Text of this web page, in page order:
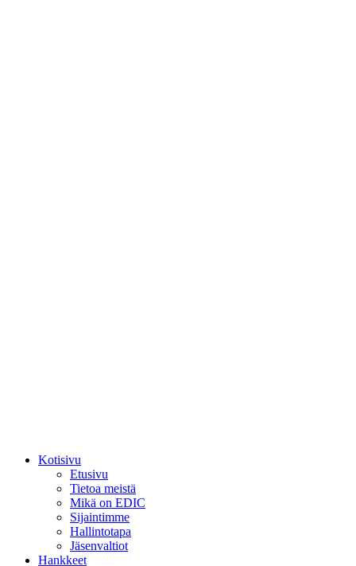
Kotisivu
Etusivu
Tietoa meistä
Mikä on EDIC
Sijaintimme
Hallintotapa
Jäsenvaltiot
Hankkeet